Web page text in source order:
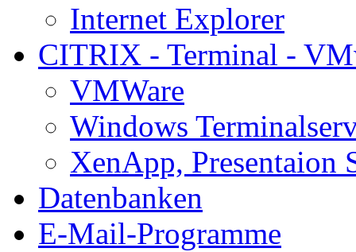
Internet Explorer
CITRIX - Terminal -
VMWare
Windows
XenApp, Presentaion
Datenbanken
E-Mail-Programme